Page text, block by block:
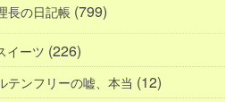
長の日記帳 (799)
イーツ (226)
テンフリーの嘘、本当 (12)